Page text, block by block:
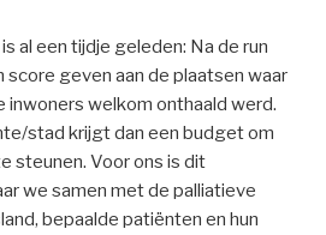
al een tijdje geleden: Na de run
score geven aan de plaatsen waar
inwoners welkom onthaald werd.
stad krijgt dan een budget om
steunen. Voor ons is dit
we samen met de palliatieve
bepaalde patiënten en hun